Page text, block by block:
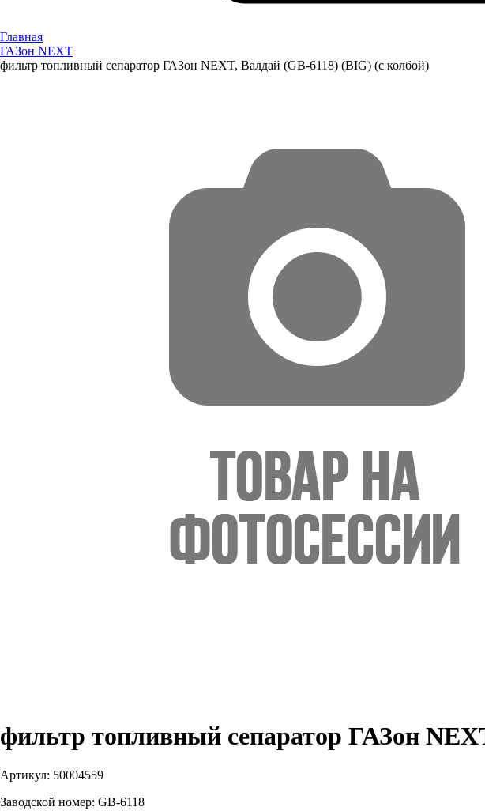
Главная
ГАЗон NEXT
фильтр топливный сепаратор ГАЗон NEXT, Валдай (GB-6118) (BIG) (с колбой)
фильтр топливный сепаратор ГАЗон
Артикул: 50004559
Заводской номер: GB-6118